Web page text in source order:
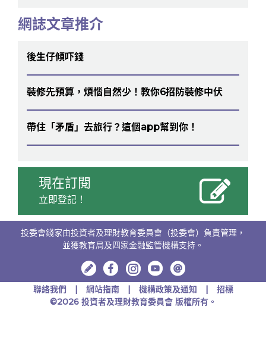
網誌文章推介
後生仔傾吓錢
裝修先預算，煩惱自然少！教你6招防裝修中伏
帶住「矛盾」去旅行？這個app幫到你！
現在訂閱
立即登記！
投委會錢家由投資者及理財教育委員會（投委會）負責管理，
並獲教育局及四家金融監管機構支持。
聯絡我們 網站指南 機構政策及通知
招標
©2026 投資者及理財教育委員會 版權所有。